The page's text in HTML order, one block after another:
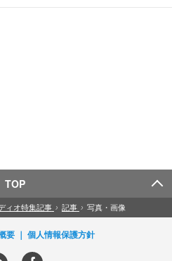
TOP
ィオ特集記事 › 記事 › 写真・画像
要 個人情報保護方針